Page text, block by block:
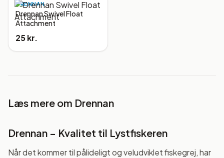
DRENNAN
Drennan Swivel Float
Attachment
25 kr.
Læs mere om Drennan
Drennan – Kvalitet til Lystfiskeren
Når det kommer til pålideligt og veludviklet fiskegrej, har